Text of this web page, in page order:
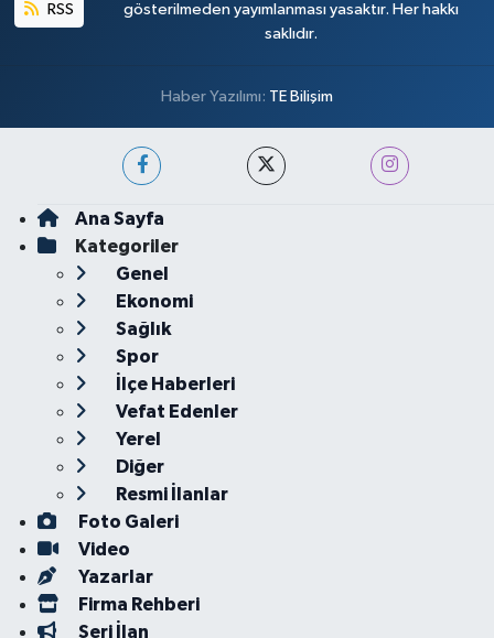
RSS
gösterilmeden yayımlanması yasaktır. Her hakkı
saklıdır.
Haber Yazılımı: TE Bilişim
Ana Sayfa
Kategoriler
Genel
Ekonomi
Sağlık
Spor
İlçe Haberleri
Vefat Edenler
Yerel
Diğer
Resmi İlanlar
Foto Galeri
Video
Yazarlar
Firma Rehberi
Seri İlan